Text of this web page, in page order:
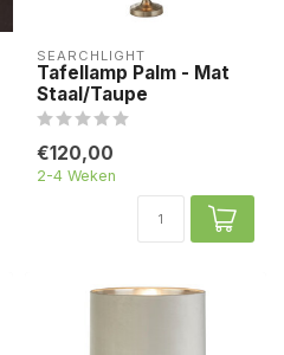
SEARCHLIGHT
Tafellamp Palm - Mat
Staal/Taupe
€120,00
2-4 Weken